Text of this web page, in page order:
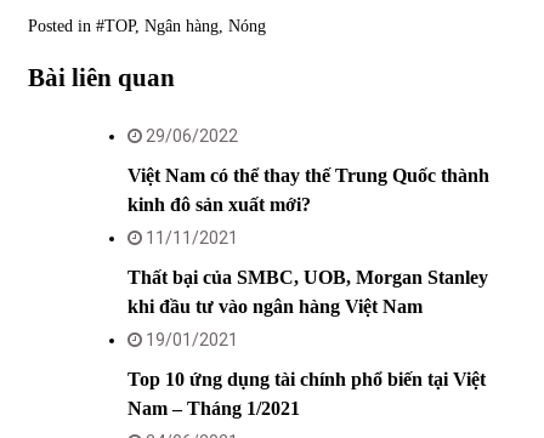
Posted in #TOP, Ngân hàng, Nóng
Bài liên quan
29/06/2022
Việt Nam có thể thay thế Trung Quốc thành
kinh đô sản xuất mới?
11/11/2021
Thất bại của SMBC, UOB, Morgan Stanley
khi đầu tư vào ngân hàng Việt Nam
19/01/2021
Top 10 ứng dụng tài chính phổ biến tại Việt
Nam – Tháng 1/2021